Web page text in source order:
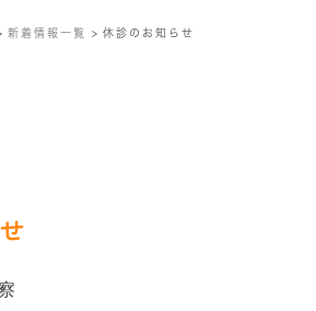
新着情報一覧 休診のお知らせ